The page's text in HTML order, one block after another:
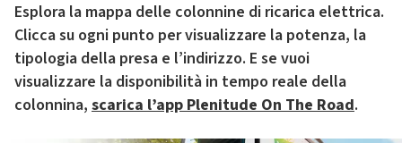
Esplora la mappa delle colonnine di ricarica elettrica.
Clicca su ogni punto per visualizzare la potenza, la
tipologia della presa e l’indirizzo. E se vuoi
visualizzare la disponibilità in tempo reale della
colonnina, scarica l’app Plenitude On The Road.